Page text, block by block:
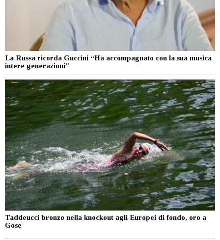
La Russa ricorda Guccini “Ha accompagnato con la sua musica
intere generazioni”
Taddeucci bronzo nella knockout agli Europei di fondo, oro a
Gose